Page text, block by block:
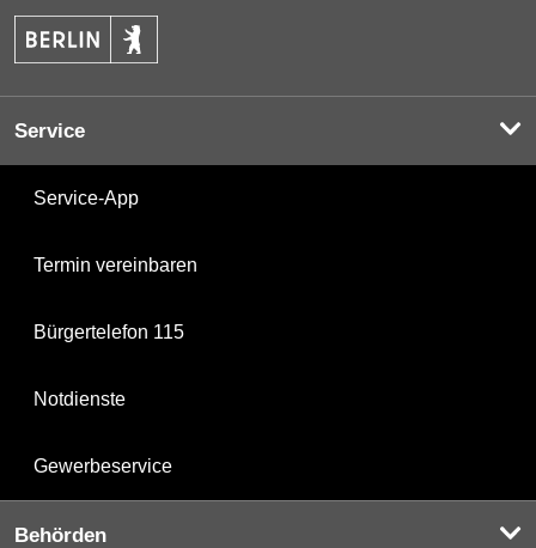
Service
Service-App
Termin vereinbaren
Bürgertelefon 115
Notdienste
Gewerbeservice
Behörden